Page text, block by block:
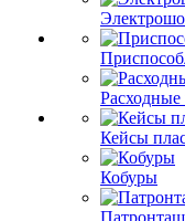
Расходные
Кейсы
Кобуры